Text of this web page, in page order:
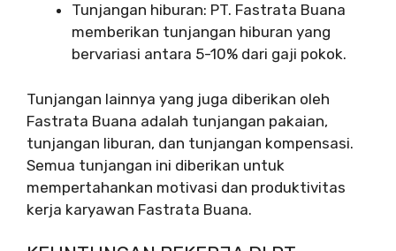
Tunjangan hiburan: PT. Fastrata Buana
memberikan tunjangan hiburan yang
bervariasi antara 5-10% dari gaji pokok.
Tunjangan lainnya yang juga diberikan oleh
Fastrata Buana adalah tunjangan pakaian,
tunjangan liburan, dan tunjangan kompensasi.
Semua tunjangan ini diberikan untuk
mempertahankan motivasi dan produktivitas
kerja karyawan Fastrata Buana.